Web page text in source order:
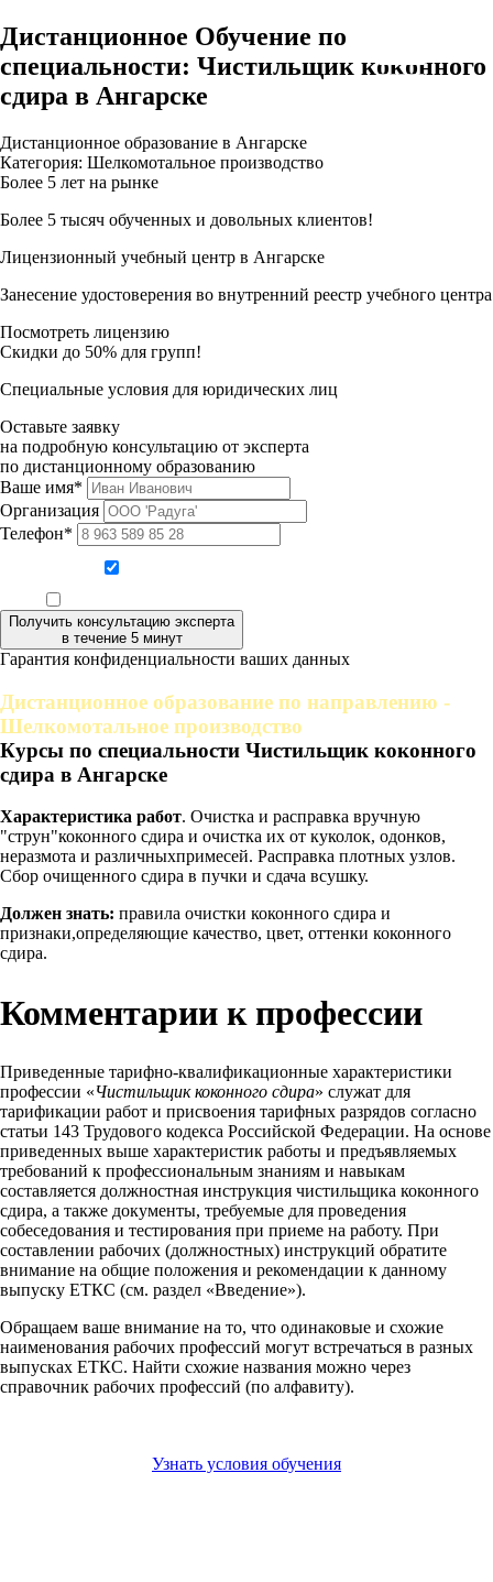
Дистанционное Обучение по
специальности: Чистильщик коконного
сдира в Ангарске
Дистанционное образование в Ангарске
Категория: Шелкомотальное производство
Более 5 лет на рынке
Более 5 тысяч обученных и довольных клиентов!
Лицензионный учебный центр в Ангарске
Занесение удостоверения во внутренний реестр учебного центра
Посмотреть лицензию
Скидки до 50% для групп!
Специальные условия для юридических лиц
Оставьте заявку
на подробную консультацию от эксперта
по дистанционному образованию
Ваше имя*
Организация
Телефон*
Получить консультацию эксперта
в течение 5 минут
Гарантия конфиденциальности ваших данных
Дистанционное образование по направлению -
Шелкомотальное производство
Курсы по специальности Чистильщик коконного
сдира в Ангарске
Характеристика работ. Очистка и расправка вручную
"струн"коконного сдира и очистка их от куколок, одонков,
неразмота и различныхпримесей. Расправка плотных узлов.
Сбор очищенного сдира в пучки и сдача всушку.
Должен знать: правила очистки коконного сдира и
признаки,определяющие качество, цвет, оттенки коконного
сдира.
Комментарии к профессии
Приведенные тарифно-квалификационные характеристики
профессии «Чистильщик коконного сдира» служат для
тарификации работ и присвоения тарифных разрядов согласно
статьи 143 Трудового кодекса Российской Федерации. На основе
приведенных выше характеристик работы и предъявляемых
требований к профессиональным знаниям и навыкам
составляется должностная инструкция чистильщика коконного
сдира, а также документы, требуемые для проведения
собеседования и тестирования при приеме на работу. При
составлении рабочих (должностных) инструкций обратите
внимание на общие положения и рекомендации к данному
выпуску ЕТКС (см. раздел «Введение»).
Обращаем ваше внимание на то, что одинаковые и схожие
наименования рабочих профессий могут встречаться в разных
выпусках ЕТКС. Найти схожие названия можно через
справочник рабочих профессий (по алфавиту).
Узнать условия обучения